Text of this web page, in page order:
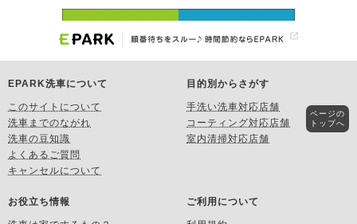
EPARK洗車について
このサイトについて
洗車までのながれ
洗車の豆知識
よくあるご質問
キャンセルについて
目的別からさがす
手洗い洗車対応店舗
コーティング対応店舗
室内清掃対応店舗
お役立ち情報 ご利用について
ページの
トップへ